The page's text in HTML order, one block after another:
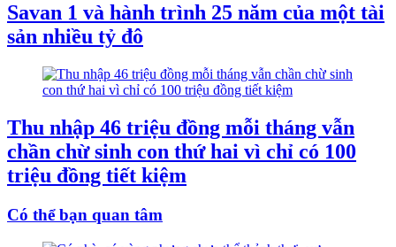
Savan 1 và hành trình 25 năm của một tài
sản nhiều tỷ đô
Thu nhập 46 triệu đồng mỗi tháng vẫn
chần chừ sinh con thứ hai vì chỉ có 100
triệu đồng tiết kiệm
Có thể bạn quan tâm